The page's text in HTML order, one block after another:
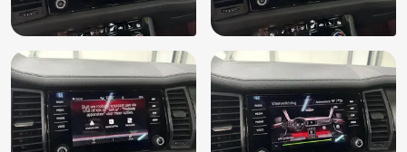
Stuur multifunctioneel
Stuur verwarmd
Variabele stuuroverbrenging
Verkeersbord detectie
Vermoeidheids herkenning
Volledig digitaal instrumentenpaneel